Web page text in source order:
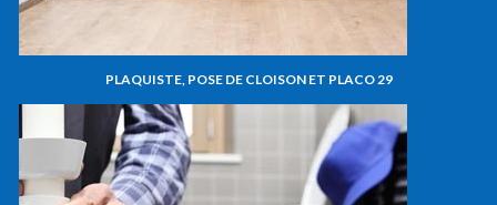
PLAQUISTE, POSE DE CLOISON ET PLACO 29